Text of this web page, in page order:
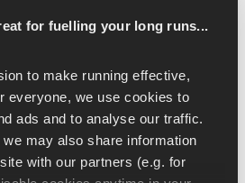
for fuelling your long runs...
to make running effective,
everyone, we use cookies to
ads and to analyse our traffic.
may also share information
with our partners (e.g. for
(par exemple, « 1 km parcouru en
signaux sont activés, veuillez vous
(en haut à gauche) →
et vérifiez que les options «